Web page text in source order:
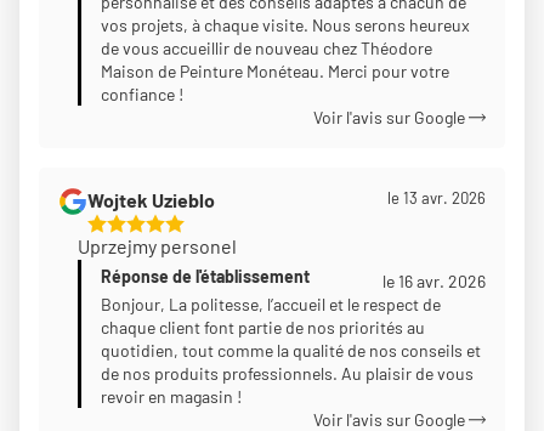
vos projets, à chaque visite. Nous serons heureux
de vous accueillir de nouveau chez Théodore
Maison de Peinture Monéteau. Merci pour votre
confiance !
Voir l'avis sur Google
Wojtek Uzieblo
5
Étoiles
Sur
le 13 avr. 2026
Uprzejmy personel
Réponse de l'établissement
le 16 avr. 2026
Bonjour, La politesse, l’accueil et le respect de
chaque client font partie de nos priorités au
quotidien, tout comme la qualité de nos conseils et
de nos produits professionnels. Au plaisir de vous
revoir en magasin !
Voir l'avis sur Google